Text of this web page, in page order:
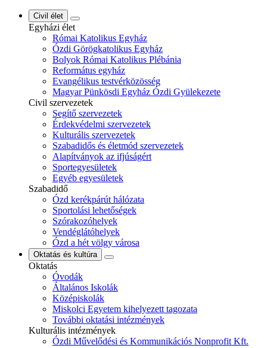
Civil élet
Egyházi élet
Római Katolikus Egyház
Ózdi Görögkatolikus Egyház
Bolyok Római Katolikus Plébánia
Református egyház
Evangélikus testvérközösség
Magyar Pünkösdi Egyház Ózdi Gyülekezete
Civil szervezetek
Segítő szervezetek
Érdekvédelmi szervezetek
Kulturális szervezetek
Szabadidős és életmód szervezetek
Alapítványok az ifjúságért
Sportegyesületek
Egyéb egyesületek
Szabadidő
Ózd kerékpárút hálózata
Sportolási lehetőségek
Szórakozóhelyek
Vendéglátóhelyek
Ózd a hét völgy városa
Oktatás és kultúra
Oktatás
Óvodák
Általános Iskolák
Középiskolák
Miskolci Egyetem kihelyezett tagozata
További oktatási intézmények
Kulturális intézmények
Ózdi Művelődési és Kommunikációs Nonprofit Kft.